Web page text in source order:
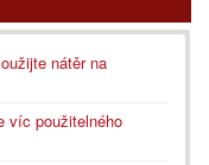
nátěr na
víc použitelného